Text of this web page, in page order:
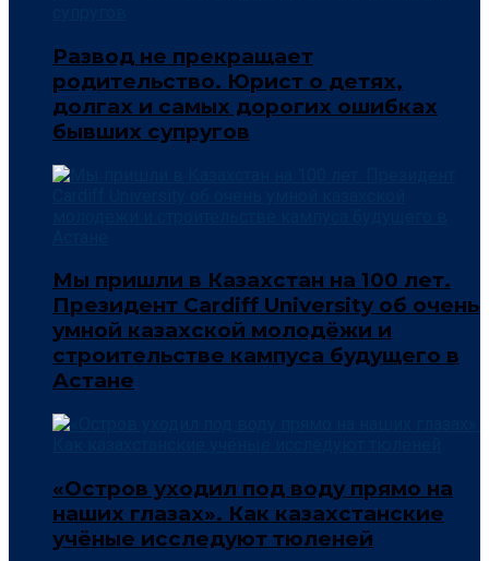
Развод не прекращает
родительство. Юрист о детях,
долгах и самых дорогих ошибках
бывших супругов
Мы пришли в Казахстан на 100 лет.
Президент Cardiff University об очень
умной казахской молодёжи и
строительстве кампуса будущего в
Астане
«Остров уходил под воду прямо на
наших глазах». Как казахстанские
учёные исследуют тюленей